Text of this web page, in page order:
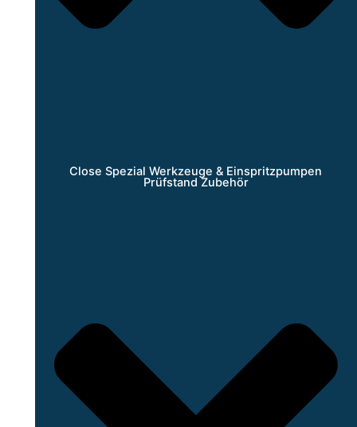
Close Spezial Werkzeuge & Einspritzpumpen
Prüfstand Zubehör